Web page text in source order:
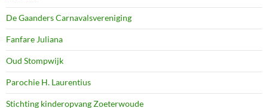
De Gaanders Carnavalsvereniging
Fanfare Juliana
Oud Stompwijk
Parochie H. Laurentius
Stichting kinderopvang Zoeterwoude